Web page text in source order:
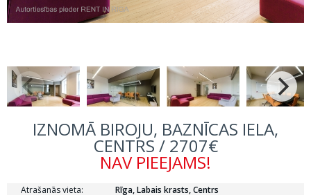
IZNOMĀ BIROJU, BAZNĪCAS IELA,
CENTRS / 2707€
NAV PIEEJAMS!
Atrašanās vieta:
Rīga, Labais krasts, Centrs